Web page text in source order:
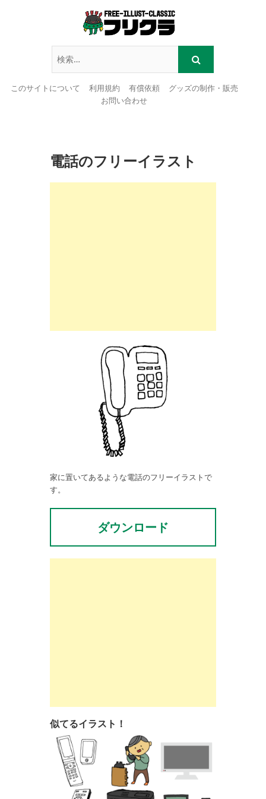
このサイトについて 利用規約 有償依頼
グッズの制作・販売
お問い合わせ
電話のフリーイラスト
家に置いてあるような電話のフリーイラストで
す。
ダウンロード
似てるイラスト！